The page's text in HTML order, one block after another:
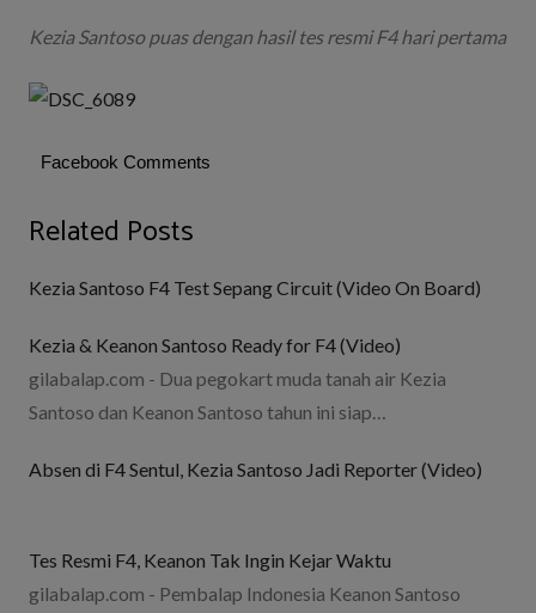
Kezia Santoso puas dengan hasil tes resmi F4 hari pertama
Facebook Comments
Related Posts
Kezia Santoso F4 Test Sepang Circuit (Video On Board)
Kezia & Keanon Santoso Ready for F4 (Video)
gilabalap.com - Dua pegokart muda tanah air Kezia
Santoso dan Keanon Santoso tahun ini siap…
Absen di F4 Sentul, Kezia Santoso Jadi Reporter (Video)
Tes Resmi F4, Keanon Tak Ingin Kejar Waktu
gilabalap.com - Pembalap Indonesia Keanon Santoso